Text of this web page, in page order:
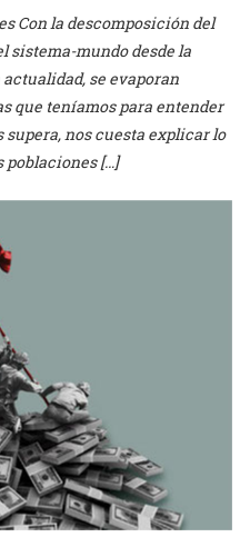
Con la descomposición del
sistema-mundo desde la
se evaporan
que teníamos para entender
supera, nos cuesta explicar lo
poblaciones […]